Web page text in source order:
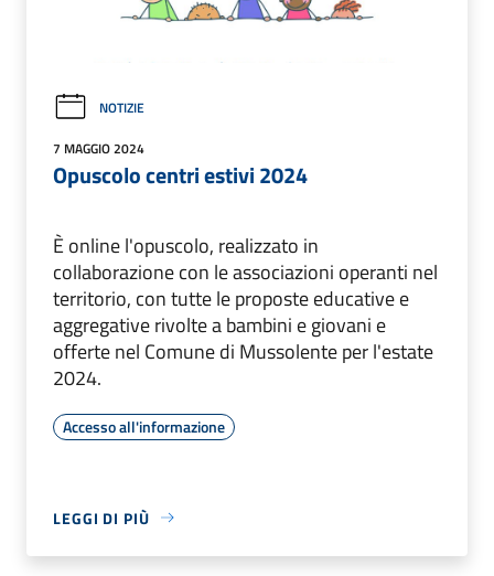
NOTIZIE
7 MAGGIO 2024
Opuscolo centri estivi 2024
È online l'opuscolo, realizzato in
collaborazione con le associazioni operanti nel
territorio, con tutte le proposte educative e
aggregative rivolte a bambini e giovani e
offerte nel Comune di Mussolente per l'estate
2024.
Accesso all'informazione
LEGGI DI PIÙ